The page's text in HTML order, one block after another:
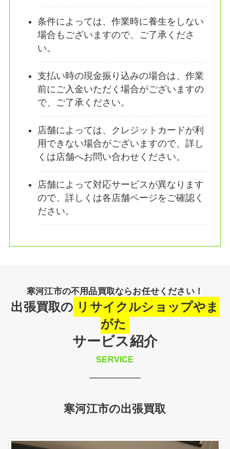
条件によっては、作業時に養生をしない
場合もございますので、ご了承くださ
い。
支払い時の現金振り込みの場合は、作業
前にご入金いただく場合がございますの
で、ご了承ください。
店舗によっては、クレジットカードが利
用できない場合がございますので、詳し
くは店舗へお問い合わせください。
店舗によって対応サービスが異なります
ので、詳しくは各店舗ページをご確認く
ださい。
寒河江市の不用品買取ならお任せください！
出張買取の リサイクルショップやま
がた
サービス紹介
SERVICE
寒河江市の出張買取